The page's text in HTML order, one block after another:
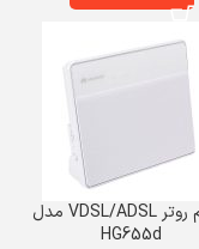
مودم روتر VDSL/ADSL مدل
HG655d